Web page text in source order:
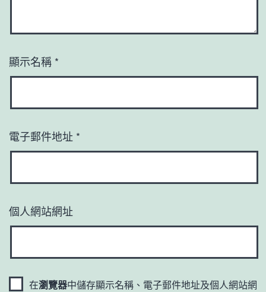
顯示名稱 *
電子郵件地址 *
個人網站網址
在瀏覽器中儲存顯示名稱、電子郵件地址及個人網站網